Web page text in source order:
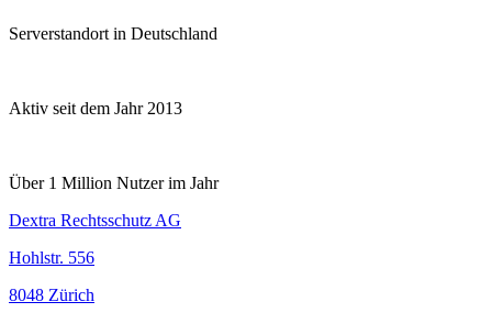
Serverstandort in Deutschland
Aktiv seit dem Jahr 2013
Über 1 Million Nutzer im Jahr
Dextra Rechtsschutz AG
Hohlstr. 556
8048 Zürich